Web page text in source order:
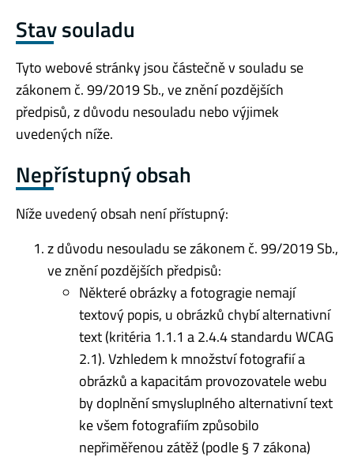
Stav souladu
Tyto webové stránky jsou částečně v souladu se
zákonem č. 99/2019 Sb., ve znění pozdějších
předpisů, z důvodu nesouladu nebo výjimek
uvedených níže.
Nepřístupný obsah
Níže uvedený obsah není přístupný:
z důvodu nesouladu se zákonem č. 99/2019 Sb.,
ve znění pozdějších předpisů:
Některé obrázky a fotogragie nemají
textový popis, u obrázků chybí alternativní
text (kritéria 1.1.1 a 2.4.4 standardu WCAG
2.1). Vzhledem k množství fotografií a
obrázků a kapacitám provozovatele webu
by doplnění smysluplného alternativní text
ke všem fotografiím způsobilo
nepřiměřenou zátěž (podle § 7 zákona)